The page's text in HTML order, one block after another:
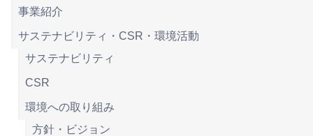
事業紹介
サステナビリティ・CSR・環境活動
サステナビリティ
CSR
環境への取り組み
方針・ビジョン